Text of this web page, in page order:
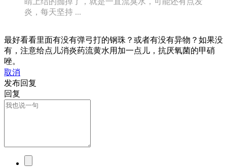
炎，每天坚持 ...
最好看看里面有没有弹弓打的钢珠？或者有没有异物？如果没
有，注意给点儿消炎药流黄水用加一点儿，抗厌氧菌的甲硝
唑。
取消
发布回复
回复